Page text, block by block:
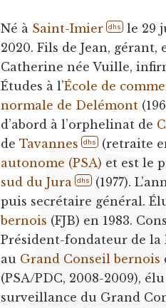
Né à Saint-Imier dhs le 29
2020. Fils de Jean, gérant,
Catherine née Vuille,
Études à l’École de
normale de Delémont
d’abord à l’orphelinat de
deTavannes dhs (retraite
autonome (PSA) et est le
sud du Jura
dhs
(1977).
puis secrétaire général.
bernois (FJB) en 1983.
Président-fondateur de la
au Grand Conseil bernois
(PSA/PDC, 2008-2009),
surveillance du Grand